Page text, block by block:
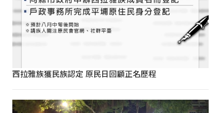
西拉雅族獲民族認定 原民日回顧正名歷程